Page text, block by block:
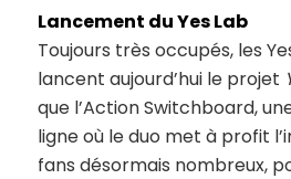
Lancement du Yes Lab
Toujours très occupés, les
lancent aujourd’hui le projet
que l’Action Switchboard,
ligne où le duo met à profit
fans désormais nombreux,